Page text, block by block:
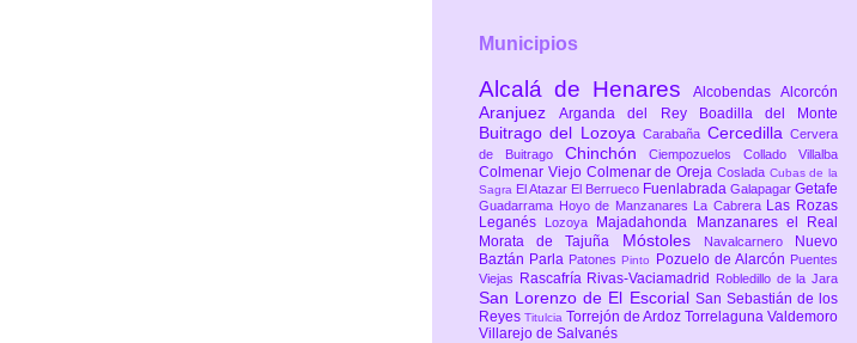
Municipios
Alcalá de Henares Alcobendas Alcorcón
AranjuezArganda del Rey Boadilla del Monte
Buitrago del LozoyaCarabaña CercedillaCervera
de Buitrago ChinchónCiempozuelosCollado Villalba
Colmenar Viejo Colmenar de Oreja Coslada Cubas de la
Sagra El Atazar El Berrueco Fuenlabrada Galapagar Getafe
Guadarrama Hoyo de Manzanares La Cabrera Las Rozas
Leganés
Lozoya Majadahonda
Manzanares el Real
Morata de Tajuña Móstoles Navalcarnero
Nuevo
Baztán Parla PatonesPinto Pozuelo de Alarcón Puentes
Viejas
Rascafría Rivas-Vaciamadrid Robledillo de la Jara
San Lorenzo de El Escorial San Sebastián de los
Reyes Titulcia Torrejón de Ardoz Torrelaguna Valdemoro
Villarejo de Salvanés